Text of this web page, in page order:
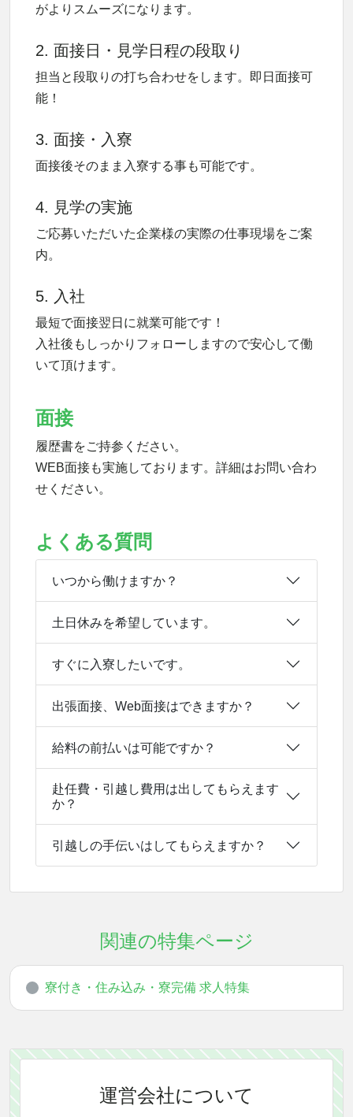
がよりスムーズになります。
2. 面接日・見学日程の段取り
担当と段取りの打ち合わせをします。即日面接可
能！
3. 面接・入寮
面接後そのまま入寮する事も可能です。
4. 見学の実施
ご応募いただいた企業様の実際の仕事現場をご案
内。
5. 入社
最短で面接翌日に就業可能です！
入社後もしっかりフォローしますので安心して働
いて頂けます。
面接
履歴書をご持参ください。
WEB面接も実施しております。詳細はお問い合わ
せください。
よくある質問
いつから働けますか？
土日休みを希望しています。
すぐに入寮したいです。
出張面接、Web面接はできますか？
給料の前払いは可能ですか？
赴任費・引越し費用は出してもらえます
か？
引越しの手伝いはしてもらえますか？
関連の特集ページ
寮付き・住み込み・寮完備 求人特集
運営会社について